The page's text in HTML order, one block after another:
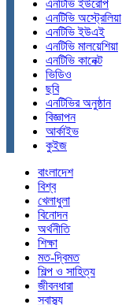
এনটিভি ইউরোপ
এনটিভি অস্ট্রেলিয়া
এনটিভি ইউএই
এনটিভি মালয়েশিয়া
এনটিভি কানেক্ট
ভিডিও
ছবি
এনটিভির অনুষ্ঠান
বিজ্ঞাপন
আর্কাইভ
কুইজ
বাংলাদেশ
বিশ্ব
খেলাধুলা
বিনোদন
অর্থনীতি
শিক্ষা
মত-দ্বিমত
শিল্প ও সাহিত্য
জীবনধারা
স্বাস্থ্য